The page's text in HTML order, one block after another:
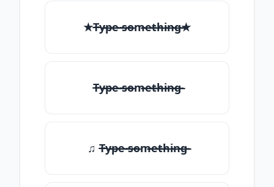
★T̶̴y̶̴p̶̴e̶̴ ̶̴s̶̴o̶̴m̶̴e̶̴t̶̴h̶̴i̶̴n̶̴g̶̴★
T̶̴y̶̴p̶̴e̶̴ ̶̴s̶̴o̶̴m̶̴e̶̴t̶̴h̶̴i̶̴n̶̴g̶̴
♫ T̶̴y̶̴p̶̴e̶̴ ̶̴s̶̴o̶̴m̶̴e̶̴t̶̴h̶̴i̶̴n̶̴g̶̴